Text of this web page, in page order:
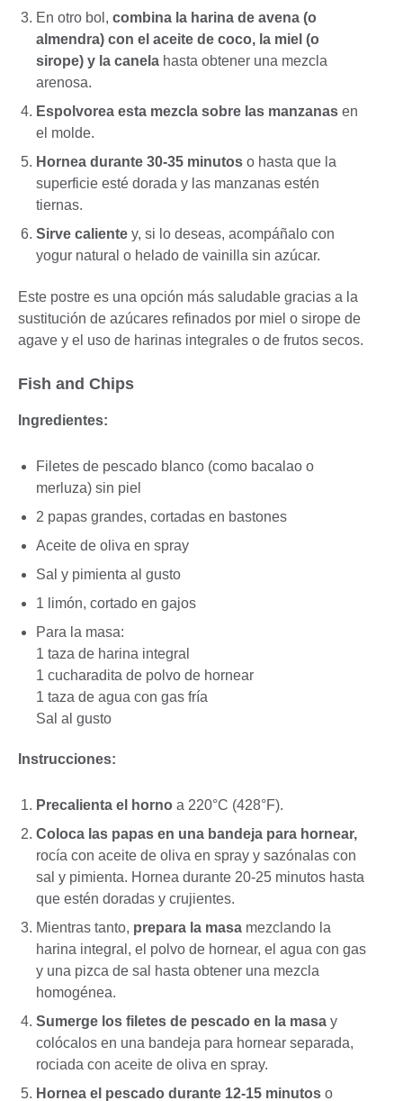
En otro bol, combina la harina de avena (o
almendra) con el aceite de coco, la miel (o
sirope) y la canela hasta obtener una mezcla
arenosa.
Espolvorea esta mezcla sobre las manzanas en
el molde.
Hornea durante 30-35 minutos o hasta que la
superficie esté dorada y las manzanas estén
tiernas.
Sirve caliente y, si lo deseas, acompáñalo con
yogur natural o helado de vainilla sin azúcar.
Este postre es una opción más saludable gracias a la
sustitución de azúcares refinados por miel o sirope de
agave y el uso de harinas integrales o de frutos secos.
Fish and Chips
Ingredientes:
Filetes de pescado blanco (como bacalao o
merluza) sin piel
2 papas grandes, cortadas en bastones
Aceite de oliva en spray
Sal y pimienta al gusto
1 limón, cortado en gajos
Para la masa:
1 taza de harina integral
1 cucharadita de polvo de hornear
1 taza de agua con gas fría
Sal al gusto
Instrucciones:
Precalienta el horno a 220°C (428°F).
Coloca las papas en una bandeja para hornear,
rocía con aceite de oliva en spray y sazónalas con
sal y pimienta. Hornea durante 20-25 minutos hasta
que estén doradas y crujientes.
Mientras tanto, prepara la masa mezclando la
harina integral, el polvo de hornear, el agua con gas
y una pizca de sal hasta obtener una mezcla
homogénea.
Sumerge los filetes de pescado en la masa y
colócalos en una bandeja para hornear separada,
rociada con aceite de oliva en spray.
Hornea el pescado durante 12-15 minutos o